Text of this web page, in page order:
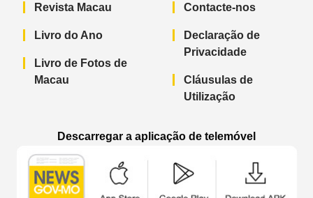
Revista Macau
Livro do Ano
Livro de Fotos de
Macau
Contacte-nos
Declaração de
Privacidade
Cláusulas de
Utilização
Descarregar a aplicação de telemóvel